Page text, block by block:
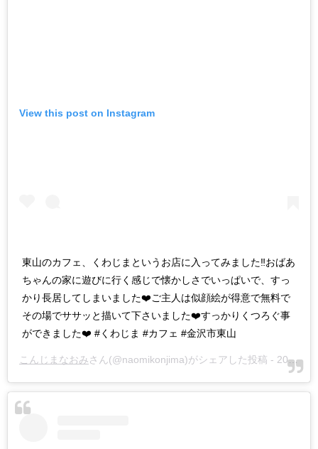
View this post on Instagram
東山のカフェ、くわじまというお店に入ってみました‼️おばあ
ちゃんの家に遊びに行く感じで懐かしさでいっぱいで、すっ
かり長居してしまいました❤️ご主人は似顔絵が得意で無料で
その場でササッと描いて下さいました❤️すっかりくつろぐ事
ができました❤️ #くわじま #カフェ #金沢市東山
こんじまなおみさん(@naomikonjima)がシェアした投稿 - 2018年 7月月14日午前5時02分PDT